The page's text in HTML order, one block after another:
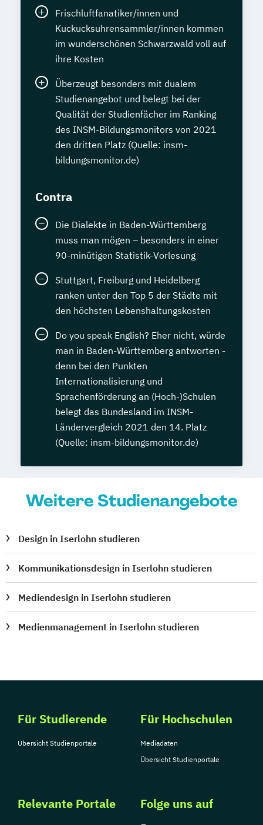
Frischluftfanatiker/innen und
Kuckucksuhrensammler/innen kommen
im wunderschönen Schwarzwald voll auf
ihre Kosten
Überzeugt besonders mit dualem
Studienangebot und belegt bei der
Qualität der Studienfächer im Ranking
des INSM-Bildungsmonitors von 2021
den dritten Platz (Quelle: insm-
bildungsmonitor.de)
Contra
Die Dialekte in Baden-Württemberg
muss man mögen – besonders in einer
90-minütigen Statistik-Vorlesung
Stuttgart, Freiburg und Heidelberg
ranken unter den Top 5 der Städte mit
den höchsten Lebenshaltungskosten
Do you speak English? Eher nicht, würde
man in Baden-Württemberg antworten -
denn bei den Punkten
Internationalisierung und
Sprachenförderung an (Hoch-)Schulen
belegt das Bundesland im INSM-
Ländervergleich 2021 den 14. Platz
(Quelle: insm-bildungsmonitor.de)
Weitere Studienangebote
Design in Iserlohn studieren
Kommunikationsdesign in Iserlohn studieren
Mediendesign in Iserlohn studieren
Medienmanagement in Iserlohn studieren
Für Studierende
Übersicht Studienportale
Für Hochschulen
Mediadaten
Übersicht Studienportale
Relevante Portale Folge uns auf